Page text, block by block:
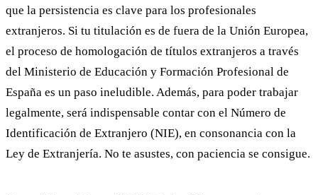
que la persistencia es clave para los profesionales
extranjeros. Si tu titulación es de fuera de la Unión Europea,
el proceso de homologación de títulos extranjeros a través
del Ministerio de Educación y Formación Profesional de
España es un paso ineludible. Además, para poder trabajar
legalmente, será indispensable contar con el Número de
Identificación de Extranjero (NIE), en consonancia con la
Ley de Extranjería. No te asustes, con paciencia se consigue.